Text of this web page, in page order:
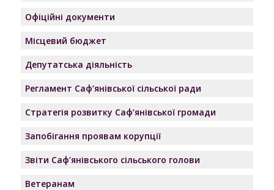
Офіційні документи
Місцевий бюджет
Депутатська діяльність
Регламент Саф’янівської сільської ради
Стратегія розвитку Саф’янівської громади
Запобігання проявам корупції
Звіти Саф’янівського сільського голови
Ветеранам